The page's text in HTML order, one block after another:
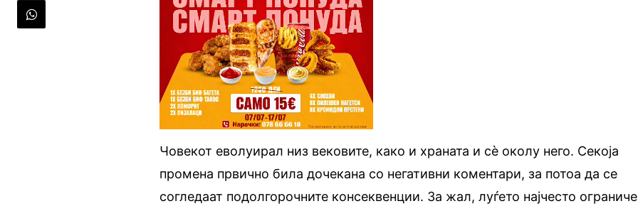
Човекот еволуирал низ вековите, како и храната и сѐ околу него. Секоја
промена првично била дочекана со негативни коментари, за потоа да се
согледаат подолгорочните консеквенции. За жал, луѓето најчесто